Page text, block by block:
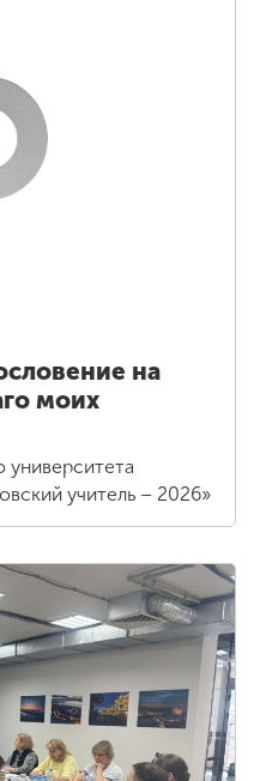
на
моих
университета
учитель – 2026»